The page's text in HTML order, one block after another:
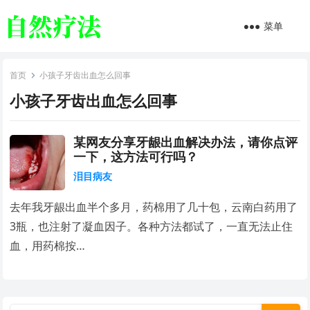
菜单
首页 小孩子牙齿出血怎么回事
小孩子牙齿出血怎么回事
某网友分享牙龈出血解决办法，请你点评
一下，这方法可行吗？
泪目病友
去年我牙龈出血半个多月，药棉用了几十包，云南白药用了
3瓶，也注射了凝血因子。各种方法都试了，一直无法止住
血，用药棉按…